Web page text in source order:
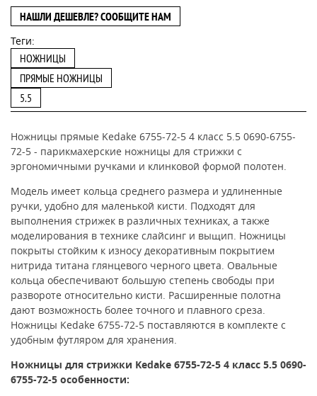
НАШЛИ ДЕШЕВЛЕ? СООБЩИТЕ НАМ
Теги:
НОЖНИЦЫ
ПРЯМЫЕ НОЖНИЦЫ
5.5
Ножницы прямые Kedake 6755-72-5 4 класс 5.5 0690-6755-
72-5 - парикмахерские ножницы для стрижки с
эргономичными ручками и клинковой формой полотен.
Модель имеет кольца среднего размера и удлиненные
ручки, удобно для маленькой кисти. Подходят для
выполнения стрижек в различных техниках, а также
моделирования в технике слайсинг и выщип. Ножницы
покрыты стойким к износу декоративным покрытием
нитрида титана глянцевого черного цвета. Овальные
кольца обеспечивают большую степень свободы при
развороте относительно кисти. Расширенные полотна
дают возможность более точного и плавного среза.
Ножницы Kedake 6755-72-5 поставляются в комплекте с
удобным футляром для хранения.
Ножницы для стрижки Kedake 6755-72-5 4 класс 5.5 0690-
6755-72-5 особенности: